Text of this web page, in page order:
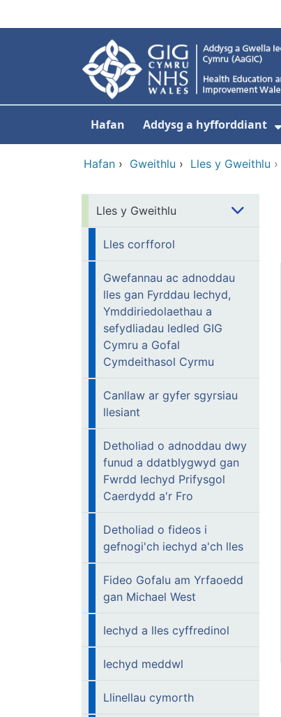
Hafan Addysg a hyfforddiant
Hafan › Gweithlu › Lles y Gweithlu ›
Lles y Gweithlu
Lles corfforol
Gwefannau ac adnoddau
lles gan Fyrddau Iechyd,
Ymddiriedolaethau a
sefydliadau ledled GIG
Cymru a Gofal
Cymdeithasol Cyrmu
Canllaw ar gyfer sgyrsiau
llesiant
Detholiad o adnoddau dwy
funud a ddatblygwyd gan
Fwrdd Iechyd Prifysgol
Caerdydd a'r Fro
Detholiad o fideos i
gefnogi'ch iechyd a'ch lles
Fideo Gofalu am Yrfaoedd
gan Michael West
Iechyd a lles cyffredinol
Iechyd meddwl
Llinellau cymorth